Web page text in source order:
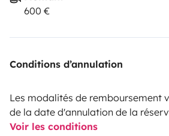
600 €
Conditions d’annulation
Les modalités de remboursement
de la date d'annulation de la
Voir les conditions